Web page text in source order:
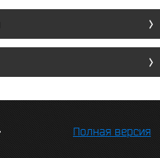
Полная версия